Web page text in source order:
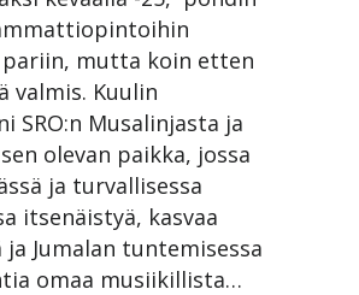
mutta koin etten
valmis. Kuulin
SRO:n Musalinjasta ja
olevan paikka, jossa
ja turvallisessa
itsenäistyä, kasvaa
ja Jumalan tuntemisessa
omaa musiikillista…